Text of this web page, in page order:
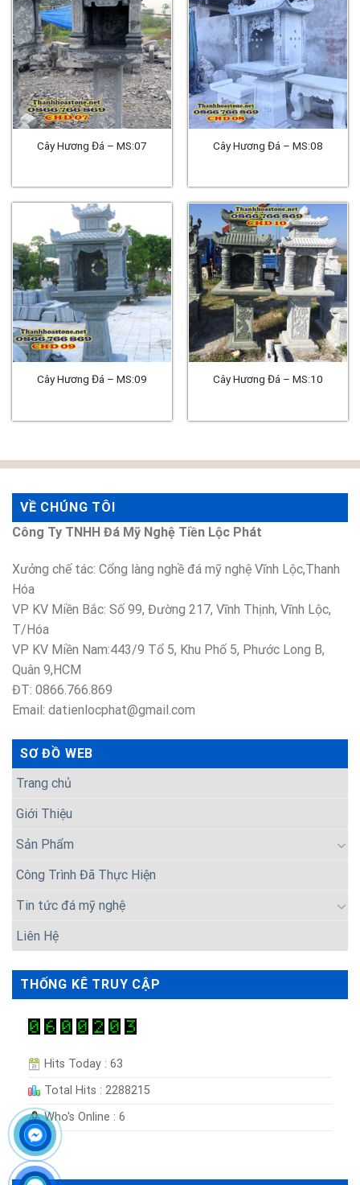
Cây Hương Đá – MS:07 Cây Hương Đá – MS:08
Cây Hương Đá – MS:09 Cây Hương Đá – MS:10
VỀ CHÚNG TÔI
Công Ty TNHH Đá Mỹ Nghệ Tiền Lộc Phát
Xưởng chế tác: Cổng làng nghề đá mỹ nghệ Vĩnh Lộc,Thanh
Hóa
VP KV Miền Bắc: Số 99, Đường 217, Vĩnh Thịnh, Vĩnh Lộc,
T/Hóa
VP KV Miền Nam:443/9 Tổ 5, Khu Phố 5, Phước Long B,
Quân 9,HCM
ĐT: 0866.766.869
Email: datienlocphat@gmail.com
SƠ ĐỒ WEB
Trang chủ
Giới Thiệu
Sản Phẩm
Công Trình Đã Thực Hiện
Tin tức đá mỹ nghệ
Liên Hệ
THỐNG KÊ TRUY CẬP
Hits Today : 63
Total Hits : 2288215
Who's Online : 6